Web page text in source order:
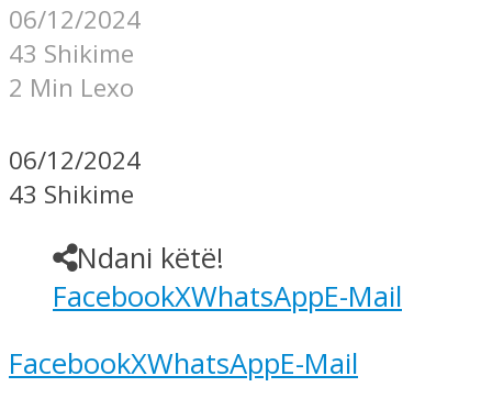
06/12/2024
43 Shikime
2 Min Lexo
06/12/2024
43 Shikime
Ndani këtë!
FacebookXWhatsAppE-Mail
FacebookXWhatsAppE-Mail